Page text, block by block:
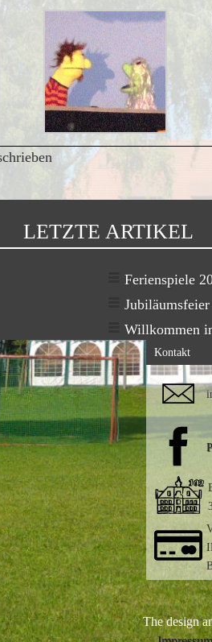
LETZTE ARTIKEL
Ferienspiele
Jubiläumsfeier
Willkommen
Kontakt
The design